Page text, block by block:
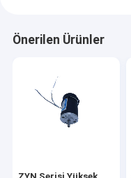
Önerilen Ürünler